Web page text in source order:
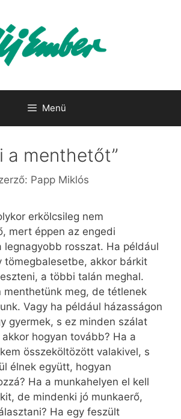
Menü
a menthetőt”
Papp Miklós
erkölcsileg nem
mert éppen az engedi
legnagyobb rosszat. Ha például
tömegbalesetbe, akkor bárkit
a többi talán meghal.
menthetünk meg, de tétlenek
Vagy ha például házasságon
gyermek, s ez minden szálat
hogyan tovább? Ha a
összeköltözött valakivel, s
élnek együtt, hogyan
Ha a munkahelyen el kell
de mindenki jó munkaerő,
Ha egy feszült